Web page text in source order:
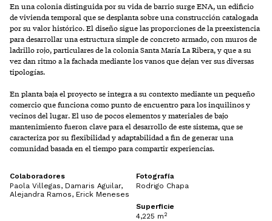
En una colonia distinguida por su vida de barrio surge ENA, un edificio
de vivienda temporal que se desplanta sobre una construcción catalogada
por su valor histórico. El diseño sigue las proporciones de la preexistencia
para desarrollar una estructura simple de concreto armado, con muros de
ladrillo rojo, particulares de la colonia Santa María La Ribera, y que a su
vez dan ritmo a la fachada mediante los vanos que dejan ver sus diversas
tipologías.
En planta baja el proyecto se integra a su contexto mediante un pequeño
comercio que funciona como punto de encuentro para los inquilinos y
vecinos del lugar. El uso de pocos elementos y materiales de bajo
mantenimiento fueron clave para el desarrollo de este sistema, que se
caracteriza por su flexibilidad y adaptabilidad a fin de generar una
comunidad basada en el tiempo para compartir experiencias.
Colaboradores
Paola Villegas, Damaris Aguilar,
Alejandra Ramos, Erick Meneses
Fotografía
Rodrigo Chapa
Superficie
4,225 m 2